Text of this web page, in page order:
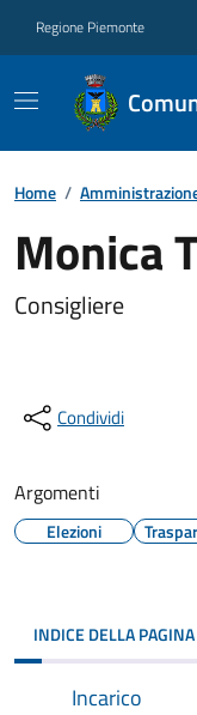
Regione Piemonte
Home /
Monica
Consigliere
Condividi
Argomenti
Elezioni
INDICE DELLA PAGINA
Incarico